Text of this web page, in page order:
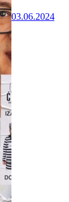
03.06.2024